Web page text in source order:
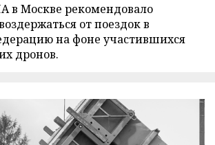
в Москве рекомендовало
от поездок в
на фоне участившихся
дронов.